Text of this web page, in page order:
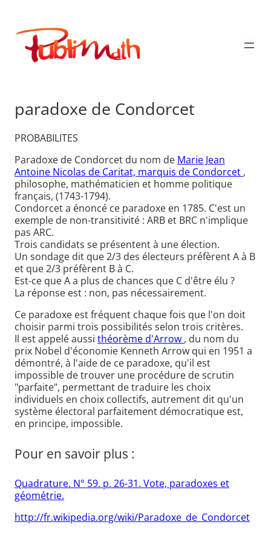
contenu
Publimath
paradoxe de Condorcet
PROBABILITES
Paradoxe de Condorcet du nom de Marie Jean
Antoine Nicolas de Caritat, marquis de Condorcet ,
philosophe, mathématicien et homme politique
français, (1743-1794).
Condorcet a énoncé ce paradoxe en 1785. C'est un
exemple de non-transitivité : ARB et BRC n'implique
pas ARC.
Trois candidats se présentent à une élection.
Un sondage dit que 2/3 des électeurs préfèrent A à B
et que 2/3 préfèrent B à C.
Est-ce que A a plus de chances que C d'être élu ?
La réponse est : non, pas nécessairement.
Ce paradoxe est fréquent chaque fois que l'on doit
choisir parmi trois possibilités selon trois critères.
Il est appelé aussi théorème d'Arrow , du nom du
prix Nobel d'économie Kenneth Arrow qui en 1951 a
démontré, à l'aide de ce paradoxe, qu'il est
impossible de trouver une procédure de scrutin
"parfaite", permettant de traduire les choix
individuels en choix collectifs, autrement dit qu'un
système électoral parfaitement démocratique est,
en principe, impossible.
Pour en savoir plus :
Quadrature. N° 59. p. 26-31. Vote, paradoxes et
géométrie.
http://fr.wikipedia.org/wiki/Paradoxe_de_Condorcet